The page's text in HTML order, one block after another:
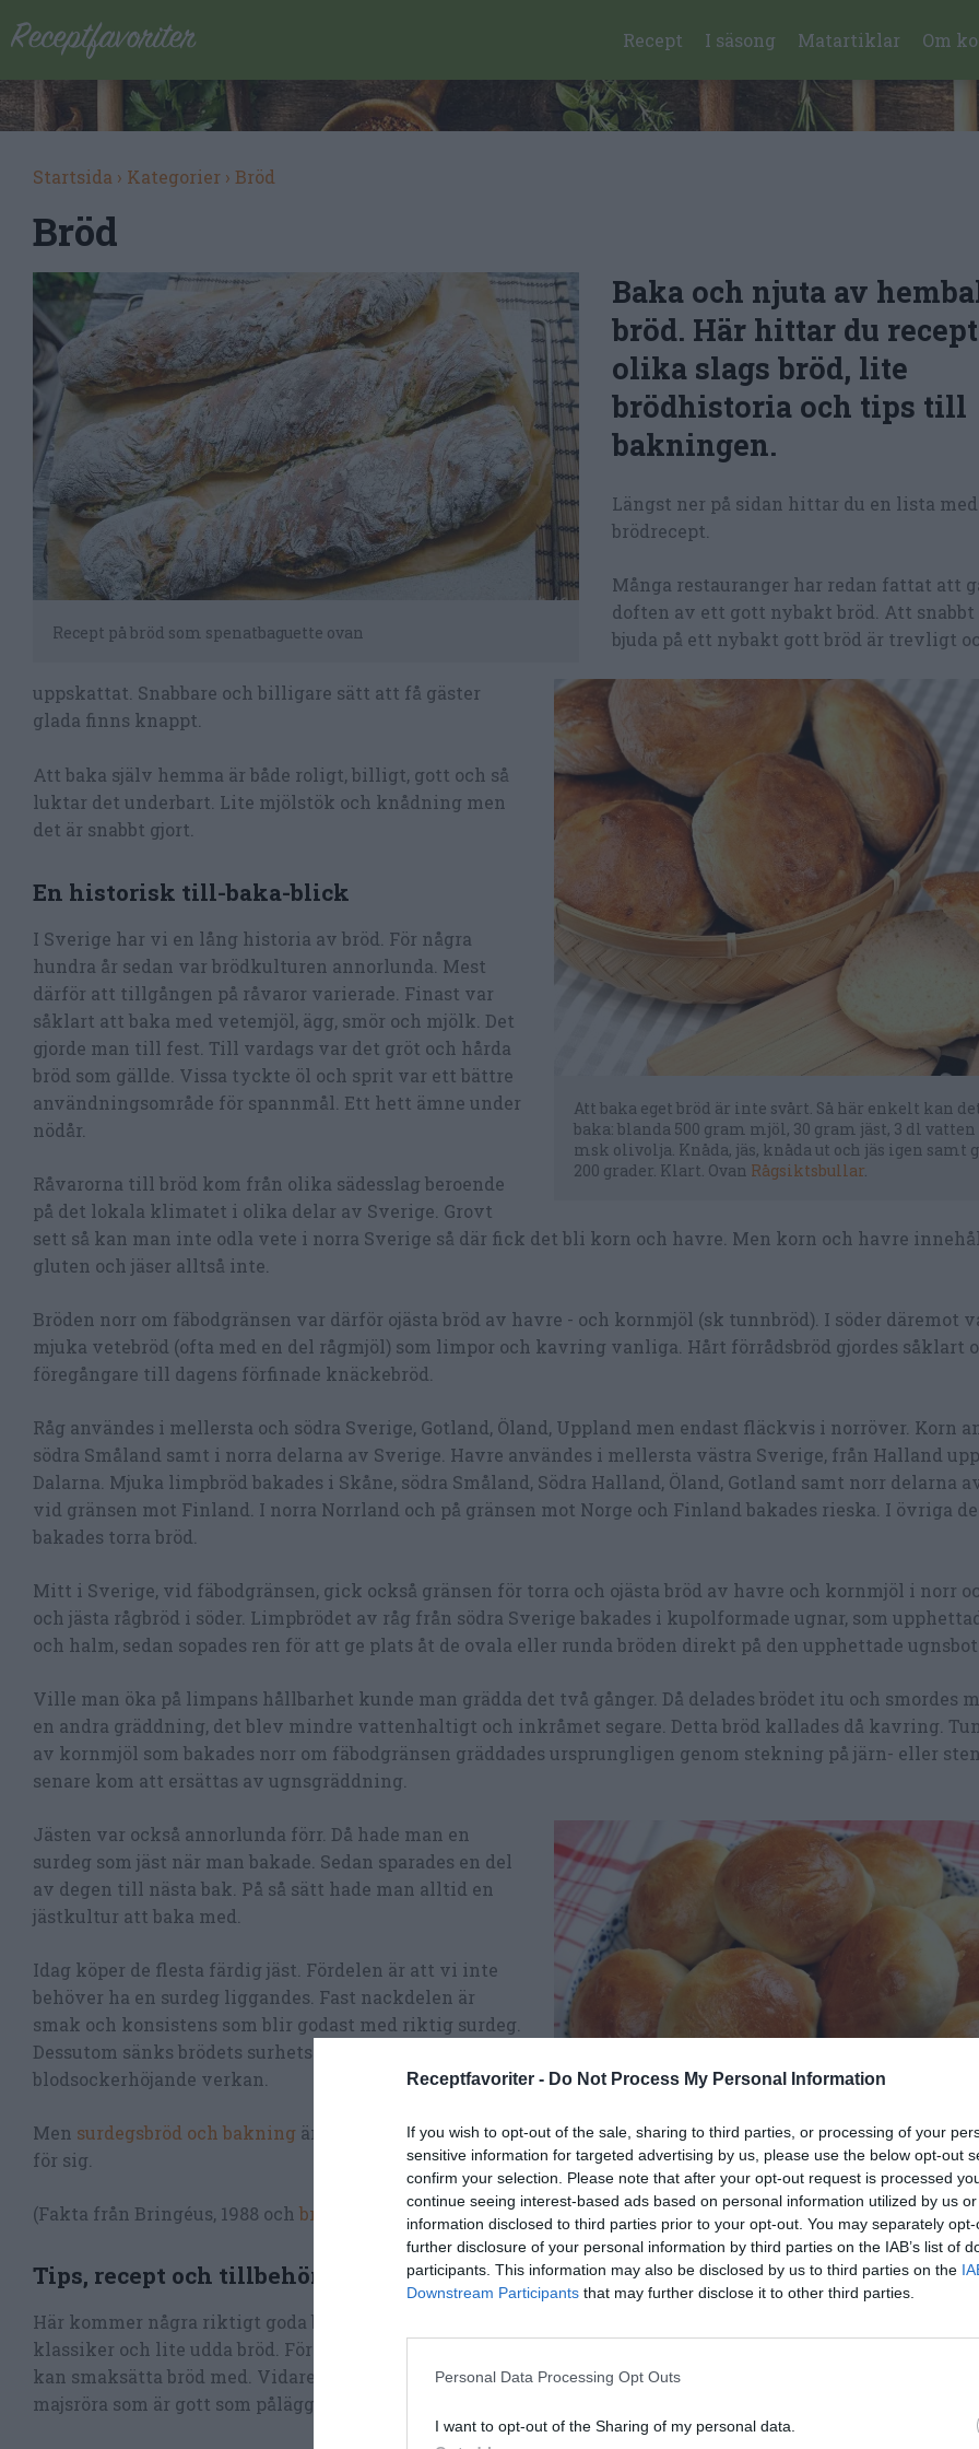
Receptfavoriter - Do Not Process My Personal Information
If you wish to opt-out of the sale, sharing to third parties, or processing of your
sensitive information for targeted advertising by us, please use the below opt-out
confirm your selection. Please note that after your opt-out request is processed
continue seeing interest-based ads based on personal information utilized by us
information disclosed to third parties prior to your opt-out. You may separately
further disclosure of your personal information by third parties on the IAB’s list of
participants. This information may also be disclosed by us to third parties on the
Downstream Participants that may further disclose it to other third parties.
Personal Data Processing Opt Outs
I want to opt-out of the Sharing of my personal data.
Recept I säsong Matartiklar Om
Startsida › Kategorier › Bröd
Bröd
Recept på bröd som spenatbaguette ovan
Baka och njuta av
bröd. Här hittar du
olika slags bröd, lite
brödhistoria och tips till
bakningen.
Att baka eget bröd är inte svårt. Så här enkelt kan
baka: blanda 500 gram mjöl, 30 gram jäst, 3 dl vatten
msk olivolja. Knåda, jäs, knåda ut och jäs igen samt
200 grader. Klart. Ovan Rågsiktsbullar
Längst ner på sidan hittar du en lista
brödrecept.
Många restauranger har redan fattat att
doften av ett gott nybakt bröd. Att
bjuda på ett nybakt gott bröd är trevligt
uppskattat. Snabbare och billigare sätt att få gäster
glada finns knappt.
Att baka själv hemma är både roligt, billigt, gott och så
luktar det underbart. Lite mjölstök och knådning men
det är snabbt gjort.
En historisk till-baka-blick
I Sverige har vi en lång historia av bröd. För några
hundra år sedan var brödkulturen annorlunda. Mest
därför att tillgången på råvaror varierade. Finast var
såklart att baka med vetemjöl, ägg, smör och mjölk. Det
gjorde man till fest. Till vardags var det gröt och hårda
bröd som gällde. Vissa tyckte öl och sprit var ett bättre
användningsområde för spannmål. Ett hett ämne under
nödår.
Råvarorna till bröd kom från olika sädesslag beroende
på det lokala klimatet i olika delar av Sverige. Grovt
sett så kan man inte odla vete i norra Sverige så där fick det bli korn och havre. Men korn och havre
gluten och jäser alltså inte.
Bröden norr om fäbodgränsen var därför ojästa bröd av havre - och kornmjöl (sk tunnbröd). I söder däremot
mjuka vetebröd (ofta med en del rågmjöl) som limpor och kavring vanliga. Hårt förrådsbröd gjordes såklart
föregångare till dagens förfinade knäckebröd.
Råg användes i mellersta och södra Sverige, Gotland, Öland, Uppland men endast fläckvis i norröver. Korn
södra Småland samt i norra delarna av Sverige. Havre användes i mellersta västra Sverige, från Halland
Dalarna. Mjuka limpbröd bakades i Skåne, södra Småland, Södra Halland, Öland, Gotland samt norr delarna
vid gränsen mot Finland. I norra Norrland och på gränsen mot Norge och Finland bakades rieska. I övriga
bakades torra bröd.
Mitt i Sverige, vid fäbodgränsen, gick också gränsen för torra och ojästa bröd av havre och kornmjöl i norr
och jästa rågbröd i söder. Limpbrödet av råg från södra Sverige bakades i kupolformade ugnar, som
och halm, sedan sopades ren för att ge plats åt de ovala eller runda bröden direkt på den upphettade
Ville man öka på limpans hållbarhet kunde man grädda det två gånger. Då delades brödet itu och smordes
en andra gräddning, det blev mindre vattenhaltigt och inkråmet segare. Detta bröd kallades då kavring.
av kornmjöl som bakades norr om fäbodgränsen gräddades ursprungligen genom stekning på järn- eller
senare kom att ersättas av ugnsgräddning.
Vetemjöl var förr mjölet nummer ett. Idag har vitt
status - istället ska det vara fullkorn, fibrer,
surdegar. Detta var vardagsbröd förr. Här ljusa
Jästen var också annorlunda förr. Då hade man en
surdeg som jäst när man bakade. Sedan sparades en del
av degen till nästa bak. På så sätt hade man alltid en
jästkultur att baka med.
Idag köper de flesta färdig jäst. Fördelen är att vi inte
behöver ha en surdeg liggandes. Fast nackdelen är
smak och konsistens som blir godast med riktig surdeg.
Dessutom sänks brödets surhetsgrad och får en lägre
blodsockerhöjande verkan.
Men surdegsbröd och bakning är ett kapitel och artikel
för sig.
(Fakta från Bringéus, 1988 och bröd på Wikipedia).
Tips, recept och tillbehör
Här kommer några riktigt goda brödrecept på både
klassiker och lite udda bröd. Först lite tips om vad man
kan smaksätta bröd med. Vidare finns också lite recept på pålägg somfärskost med örter
majsröra som är gott som pålägg. Vidare kan man göra